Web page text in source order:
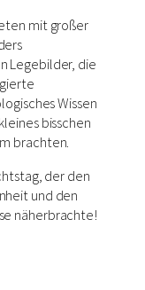
mit großer
Legebilder, die
Wissen
bisschen
brachten.
der den
und den
näherbrachte!